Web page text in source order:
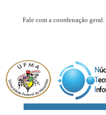
Fale com a coordenação geral: